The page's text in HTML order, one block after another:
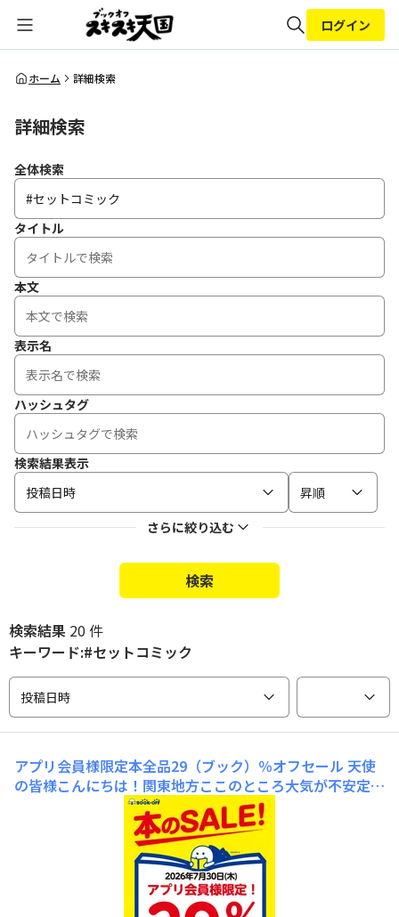
全体検索
ログイン
ホーム 詳細検索
詳細検索
全体検索
タイトル
本文
表示名
ハッシュタグ
検索結果表示
投稿日時
昇順
さらに絞り込む
検索
検索結果 20 件
キーワード:#セットコミック
投稿日時
アプリ会員様限定本全品29（ブック）％オフセール 天使
の皆様こんにちは！関東地方ここのところ大気が不安定で
毎日のようにゲリラ雷雨がありますね！雨漏りや水没等は
大丈夫ですか？当店では独自のセールを実施しております
ので今週30日（木）開催のセール情報をお知らせいたし
ますね(⌒∇⌒)！アプリ会員様限定本全品『29（ブッ
ク）』％オフセール！！先日セットコミ